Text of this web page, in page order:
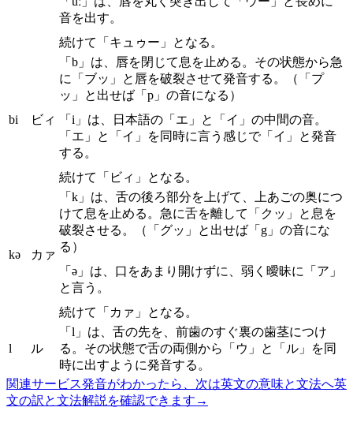
音を出す。
続けて「キュゥー」となる。
bi ビィ
「b」は、唇を閉じて息を止める。その状態から急
に「ブッ」と唇を破裂させて発音する。（「プ
ッ」と出せば「p」の音になる）
「i」は、日本語の「エ」と「イ」の中間の音。
「エ」と「イ」を同時に言う感じで「イ」と発音
する。
続けて「ビィ」となる。
kə カァ
「k」は、舌の後ろ部分を上げて、上あごの奥につ
けて息を止める。急に舌を離して「クッ」と息を
破裂させる。（「グッ」と出せば「g」の音にな
る）
「ə」は、口をあまり開けずに、弱く曖昧に「ア」
と言う。
続けて「カァ」となる。
l ル
「l」は、舌の先を、前歯のすぐ裏の歯茎につけ
る。その状態で舌の両側から「ウ」と「ル」を同
時に出すように発音する。
関連サービス発音がわかったら、次は英文の意味と文法へ英
文の訳と文法解説を確認できます →